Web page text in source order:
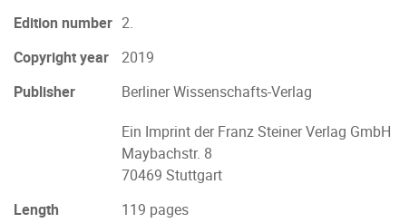
Edition number 2.
Copyright year
2019
Publisher
Berliner Wissenschafts-Verlag
Ein Imprint der Franz Steiner Verlag GmbH
Maybachstr. 8
70469 Stuttgart
Length
119 pages